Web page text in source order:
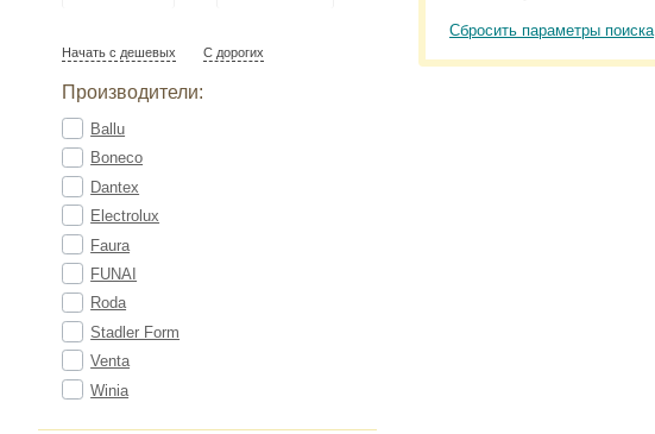
Начать с дешевых С дорогих
Производители:
Ballu
Boneco
Dantex
Electrolux
Faura
FUNAI
Roda
Stadler Form
Venta
Winia
Сбросить параметры поиска